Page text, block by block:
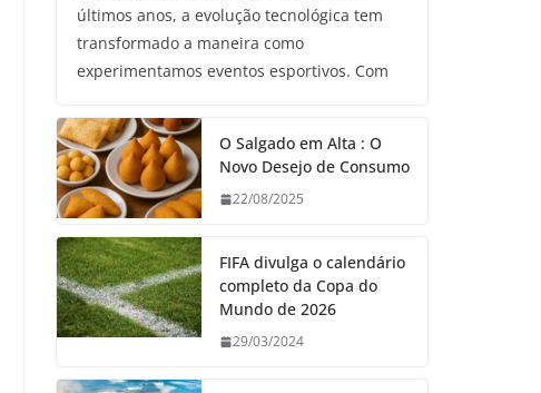
últimos anos, a evolução tecnológica tem
transformado a maneira como
experimentamos eventos esportivos. Com
O Salgado em Alta : O
Novo Desejo de Consumo
22/08/2025
FIFA divulga o calendário
completo da Copa do
Mundo de 2026
29/03/2024